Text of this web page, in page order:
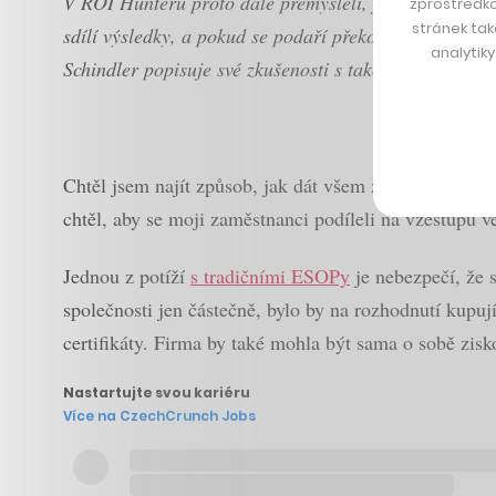
sdílí výsledky, a pokud se podaří překonat určitý
Schindler popisuje své zkušenosti s takovým systémem.
Chtěl jsem najít způsob, jak dát všem
chtěl, aby se moji zaměstnanci podíleli na vzestupu
Jednou z potíží s tradičními ESOPy je nebezpečí,
společnosti jen částečně, bylo by na rozhodnutí
certifikáty. Firma by také mohla být sama o sobě
Nastartujte svou kariéru
Více na CzechCrunch Jobs
stránek